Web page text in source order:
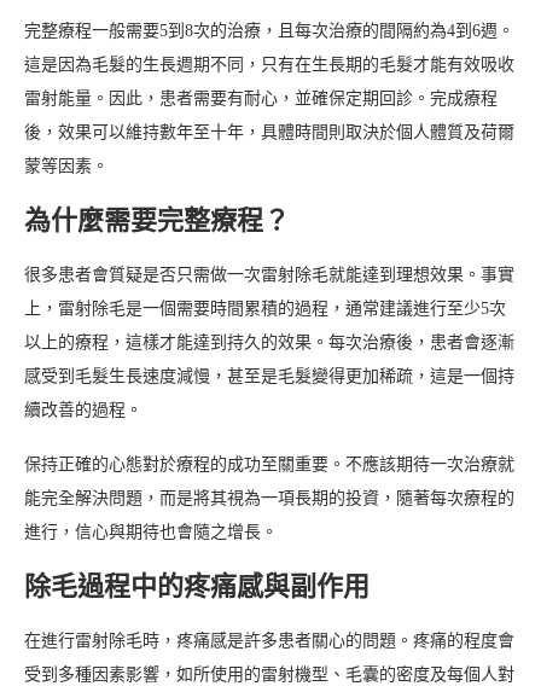
完整療程一般需要5到8次的治療，且每次治療的間隔約為4到6週。
這是因為毛髮的生長週期不同，只有在生長期的毛髮才能有效吸收
雷射能量。因此，患者需要有耐心，並確保定期回診。完成療程
後，效果可以維持數年至十年，具體時間則取決於個人體質及荷爾
蒙等因素。
為什麼需要完整療程？
很多患者會質疑是否只需做一次雷射除毛就能達到理想效果。事實
上，雷射除毛是一個需要時間累積的過程，通常建議進行至少5次
以上的療程，這樣才能達到持久的效果。每次治療後，患者會逐漸
感受到毛髮生長速度減慢，甚至是毛髮變得更加稀疏，這是一個持
續改善的過程。
保持正確的心態對於療程的成功至關重要。不應該期待一次治療就
能完全解決問題，而是將其視為一項長期的投資，隨著每次療程的
進行，信心與期待也會隨之增長。
除毛過程中的疼痛感與副作用
在進行雷射除毛時，疼痛感是許多患者關心的問題。疼痛的程度會
受到多種因素影響，如所使用的雷射機型、毛囊的密度及每個人對